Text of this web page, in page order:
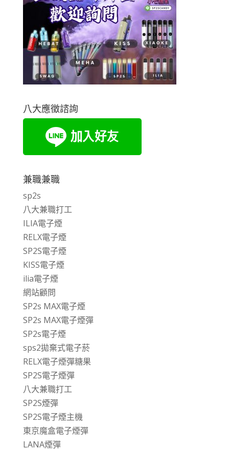
八大應徵諮詢
兼職兼職
sp2s
八大兼職打工
ILIA電子煙
RELX電子煙
SP2S電子煙
KISS電子煙
ilia電子煙
網站顧問
SP2s MAX電子煙
SP2s MAX電子煙彈
SP2s電子煙
sps2拋棄式電子菸
RELX電子煙彈糖果
SP2S電子煙彈
八大兼職打工
SP2S煙彈
SP2S電子煙主機
東京魔盒電子煙彈
LANA煙彈